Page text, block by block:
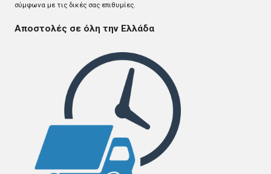
σύμφωνα με τις δικές σας επιθυμίες.
Αποστολές σε όλη την Ελλάδα